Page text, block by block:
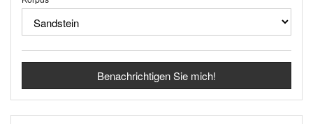
Benachrichtigen Sie mich!